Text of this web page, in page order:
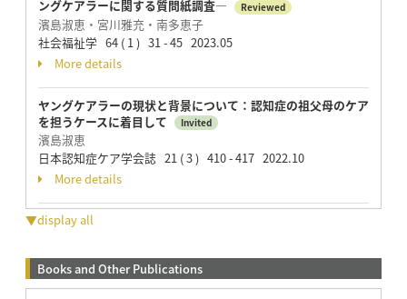
ングケアラーに関する質問紙調査― Reviewed
濱島淑恵・宮川雅充・南多恵子
社会福祉学 64 ( 1 ) 31 - 45 2023.05
More details
ヤングケアラーの現状と背景について：認知症の祖父母のケア
を担うケースに着目して
Invited
濱島淑恵
日本認知症ケア学会誌 21 ( 3 ) 410 - 417 2022.10
More details
▼display all
Books and Other Publications